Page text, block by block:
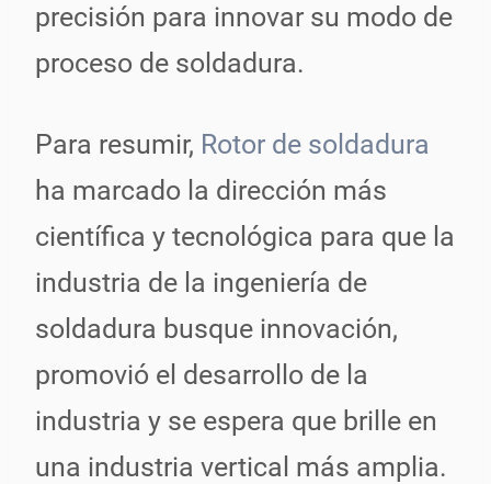
precisión para innovar su modo de
proceso de soldadura.
Para resumir, Rotor de soldadura
ha marcado la dirección más
científica y tecnológica para que la
industria de la ingeniería de
soldadura busque innovación,
promovió el desarrollo de la
industria y se espera que brille en
una industria vertical más amplia.